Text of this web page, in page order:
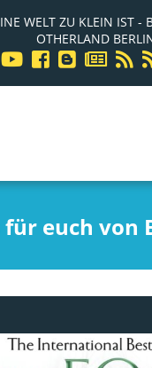
WELT ZU KLEIN IST -
OTHERLAND
für euch von